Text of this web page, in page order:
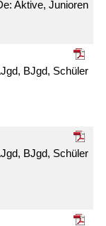
Aktive, Junioren
BJgd, Schüler
BJgd, Schüler